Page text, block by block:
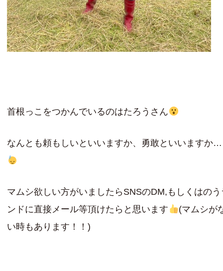
首根っこをつかんでいるのはたろうさん
なんとも頼もしいといいますか、勇敢といいますか…
マムシ欲しい方がいましたらSNSのDM,もしくはのう
ンドに直接メール等頂けたらと思います
(マムシが
い時もあります！！)